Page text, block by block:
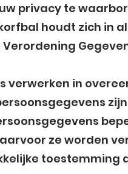
privacy te
houdt zich in
verwerken in
ze worden
toestemming